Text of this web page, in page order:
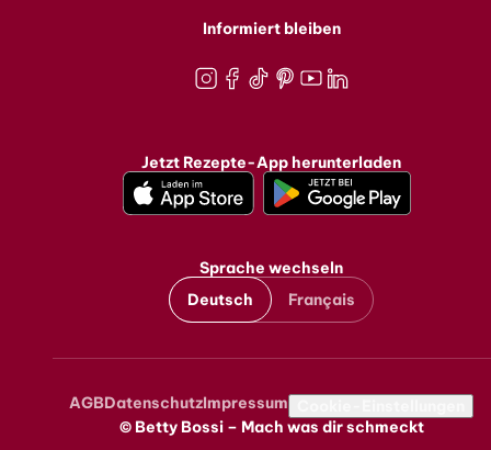
Informiert bleiben
Jetzt Rezepte-App herunterladen
Sprache wechseln
Deutsch
Français
Metanavigation
AGBDatenschutzImpressum
© Betty Bossi – Mach was dir schmeckt